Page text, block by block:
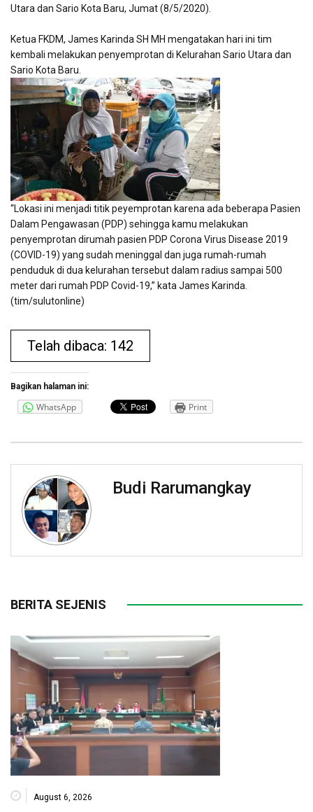
Utara dan Sario Kota Baru, Jumat (8/5/2020).
Ketua FKDM, James Karinda SH MH mengatakan hari ini tim
kembali melakukan penyemprotan di Kelurahan Sario Utara dan
Sario Kota Baru.
“Lokasi ini menjadi titik peyemprotan karena ada beberapa Pasien
Dalam Pengawasan (PDP) sehingga kamu melakukan
penyemprotan dirumah pasien PDP Corona Virus Disease 2019
(COVID-19) yang sudah meninggal dan juga rumah-rumah
penduduk di dua kelurahan tersebut dalam radius sampai 500
meter dari rumah PDP Covid-19,” kata James Karinda.
(tim/sulutonline)
Telah dibaca: 142
Bagikan halaman ini:
WhatsApp Print
Budi Rarumangkay
BERITA SEJENIS
August 6, 2026